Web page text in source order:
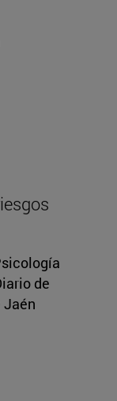
de
Jaén